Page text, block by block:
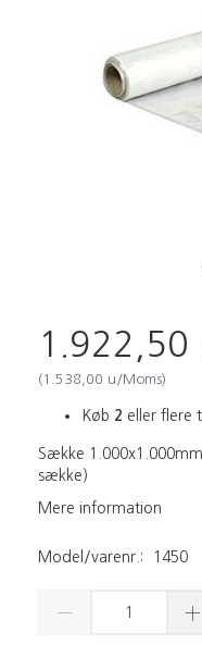
1.922,50
(1.538,00 u/Moms)
Køb 2 eller flere
Sække
sække)
Mere information
Model/varenr.: 1450